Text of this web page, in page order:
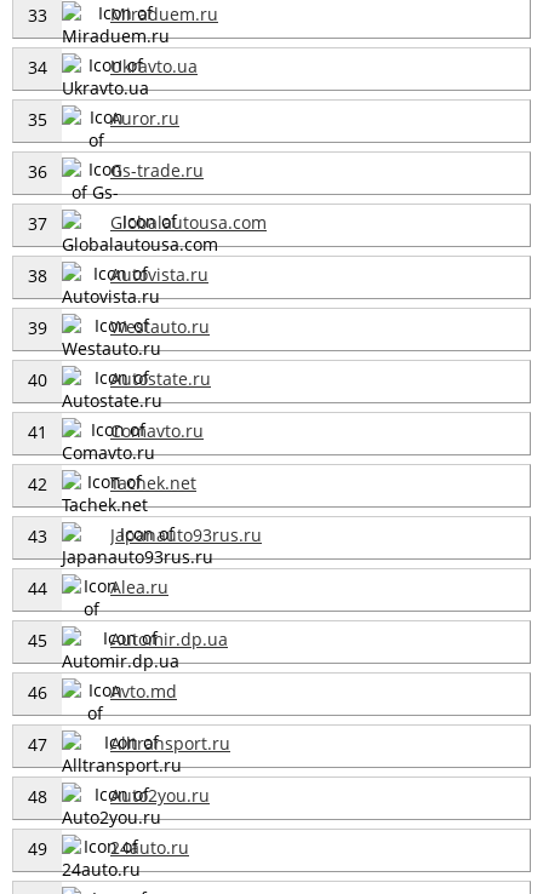
33 Miraduem.ru
34 Ukravto.ua
35 Auror.ru
36 Gs-trade.ru
37 Globalautousa.com
38 Autovista.ru
39 Westauto.ru
40 Autostate.ru
41 Comavto.ru
42 Tachek.net
43 Japanauto93rus.ru
44 Alea.ru
45 Automir.dp.ua
46 Avto.md
47 Alltransport.ru
48 Auto2you.ru
49 24auto.ru